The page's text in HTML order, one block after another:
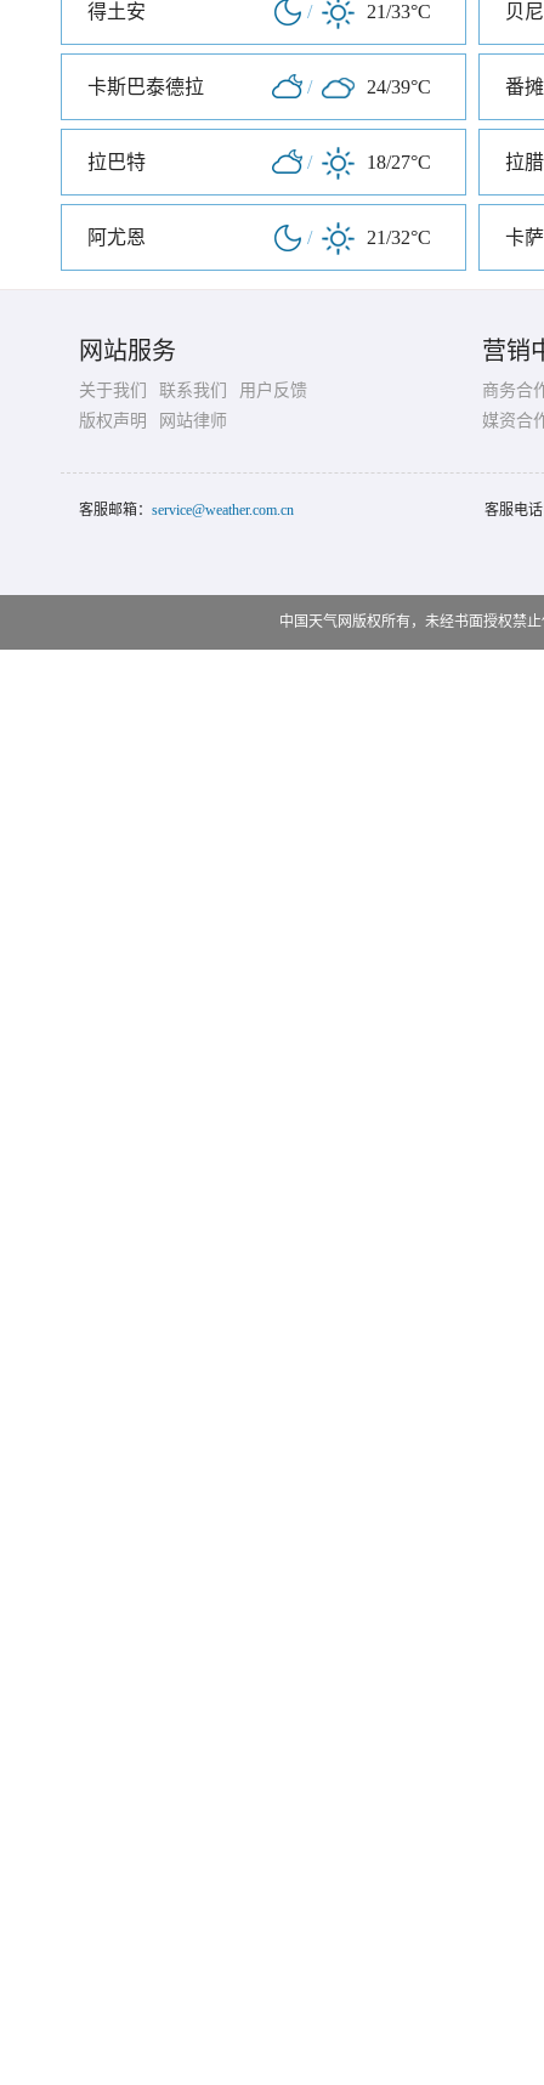
得土安 / 21/33°C 贝
卡斯巴泰德拉 / 24/39°C 番摊
拉巴特 / 18/27°C 拉
阿尤恩 / 21/32°C 卡
网站服务
关于我们 联系我们
用户反馈
版权声明
网站律师
营销
商务合
媒资合
客服邮箱： service@weather.com.cn 客服电
中国天气网版权所有，未经书面授权